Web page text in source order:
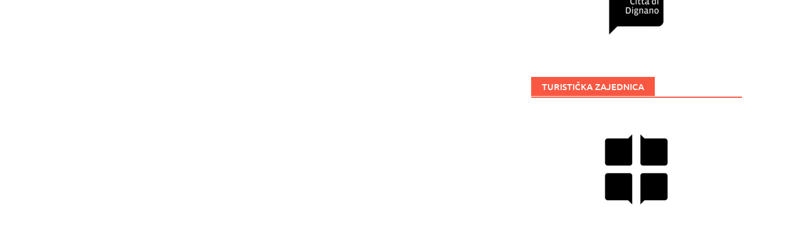
TURISTIČKA ZAJEDNICA